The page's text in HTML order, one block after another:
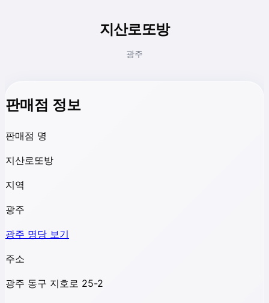
지산로또방
광주
판매점 정보
판매점 명
지산로또방
지역
광주
광주 명당 보기
주소
광주 동구 지호로 25-2